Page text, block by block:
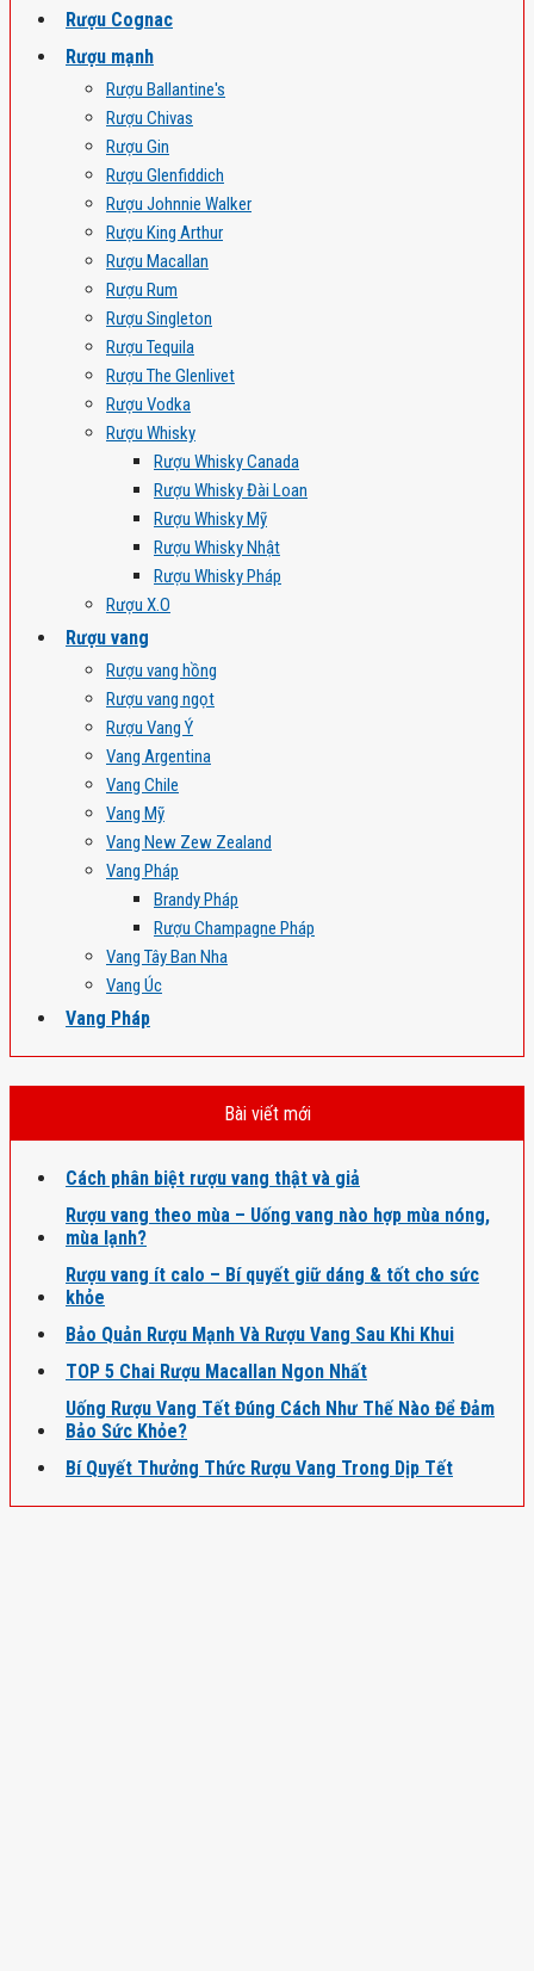
Rượu Cognac
Rượu mạnh
Rượu Ballantine's
Rượu Chivas
Rượu Gin
Rượu Glenfiddich
Rượu Johnnie Walker
Rượu King Arthur
Rượu Macallan
Rượu Rum
Rượu Singleton
Rượu Tequila
Rượu The Glenlivet
Rượu Vodka
Rượu Whisky
Rượu Whisky Canada
Rượu Whisky Đài Loan
Rượu Whisky Mỹ
Rượu Whisky Nhật
Rượu Whisky Pháp
Rượu X.O
Rượu vang
Rượu vang hồng
Rượu vang ngọt
Rượu Vang Ý
Vang Argentina
Vang Chile
Vang Mỹ
Vang New Zew Zealand
Vang Pháp
Brandy Pháp
Rượu Champagne Pháp
Vang Tây Ban Nha
Vang Úc
Vang Pháp
Bài viết mới
Cách phân biệt rượu vang thật và giả
Rượu vang theo mùa – Uống vang nào hợp mùa nóng,
mùa lạnh?
Rượu vang ít calo – Bí quyết giữ dáng & tốt cho sức
khỏe
Bảo Quản Rượu Mạnh Và Rượu Vang Sau Khi Khui
TOP 5 Chai Rượu Macallan Ngon Nhất
Uống Rượu Vang Tết Đúng Cách Như Thế Nào Để Đảm
Bảo Sức Khỏe?
Bí Quyết Thưởng Thức Rượu Vang Trong Dịp Tết